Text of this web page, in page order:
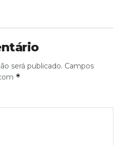
será publicado. Campos
*